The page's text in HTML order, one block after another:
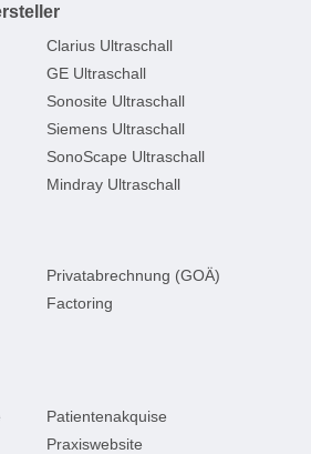
Clarius Ultraschall
GE Ultraschall
Sonosite Ultraschall
Siemens Ultraschall
SonoScape Ultraschall
Mindray Ultraschall
Privatabrechnung (GOÄ)
Factoring
Patientenakquise
Praxiswebsite